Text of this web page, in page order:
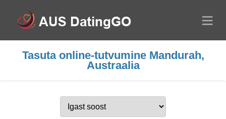
Tasuta online-tutvumine Mandurah,
Austraalia